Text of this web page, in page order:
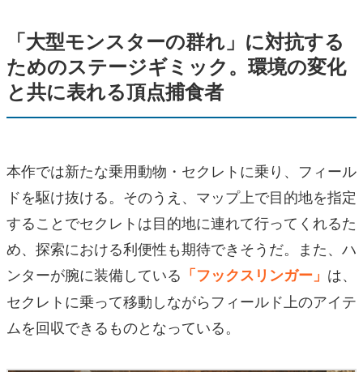
「大型モンスターの群れ」に対抗する
ためのステージギミック。環境の変化
と共に表れる頂点捕食者
本作では新たな乗用動物・セクレトに乗り、フィール
ドを駆け抜ける。そのうえ、マップ上で目的地を指定
することでセクレトは目的地に連れて行ってくれるた
め、探索における利便性も期待できそうだ。また、ハ
ンターが腕に装備している 「フックスリンガー」 は、
セクレトに乗って移動しながらフィールド上のアイテ
ムを回収できるものとなっている。